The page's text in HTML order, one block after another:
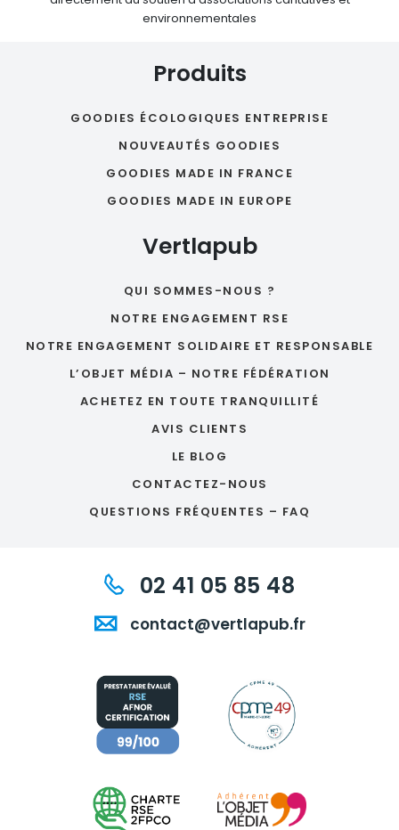
environnementales
Produits
GOODIES ÉCOLOGIQUES ENTREPRISE
NOUVEAUTÉS GOODIES
GOODIES MADE IN FRANCE
GOODIES MADE IN EUROPE
Vertlapub
QUI SOMMES-NOUS ?
NOTRE ENGAGEMENT RSE
NOTRE ENGAGEMENT SOLIDAIRE ET RESPONSABLE
L’OBJET MÉDIA – NOTRE FÉDÉRATION
ACHETEZ EN TOUTE TRANQUILLITÉ
AVIS CLIENTS
LE BLOG
CONTACTEZ-NOUS
QUESTIONS FRÉQUENTES – FAQ
02 41 05 85 48
contact@vertlapub.fr